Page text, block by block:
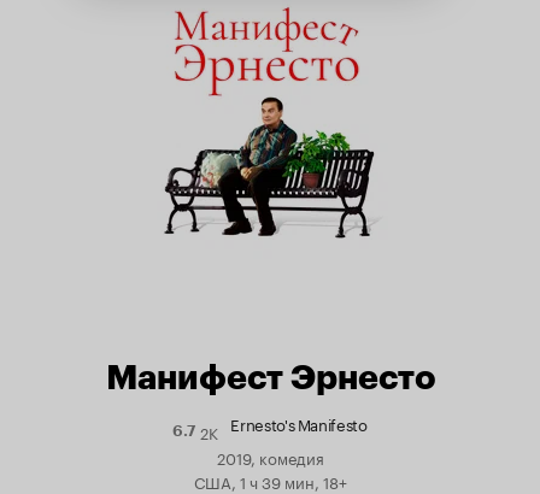
Манифест Эрнесто
6.7Рейтинг
Кинопоиска
2K Ernesto's Manifesto
2019, комедия
США, 1 ч 39 мин, 18+